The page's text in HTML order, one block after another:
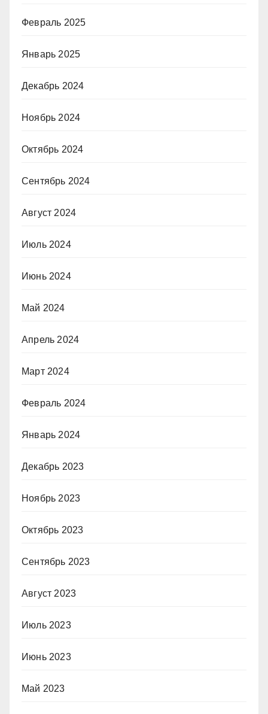
Февраль 2025
Январь 2025
Декабрь 2024
Ноябрь 2024
Октябрь 2024
Сентябрь 2024
Август 2024
Июль 2024
Июнь 2024
Май 2024
Апрель 2024
Март 2024
Февраль 2024
Январь 2024
Декабрь 2023
Ноябрь 2023
Октябрь 2023
Сентябрь 2023
Август 2023
Июль 2023
Июнь 2023
Май 2023